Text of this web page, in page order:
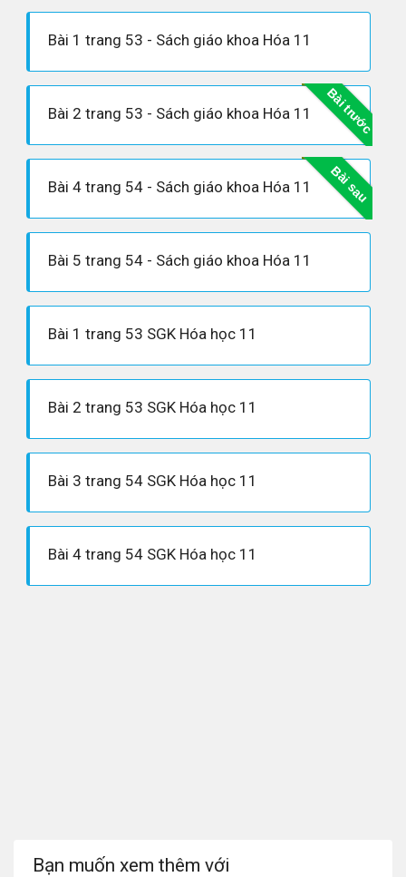
Bài 1 trang 53 - Sách giáo khoa Hóa 11
Bài trước
Bài 2 trang 53 - Sách giáo khoa Hóa 11
Bài sau
Bài 4 trang 54 - Sách giáo khoa Hóa 11
Bài 5 trang 54 - Sách giáo khoa Hóa 11
Bài 1 trang 53 SGK Hóa học 11
Bài 2 trang 53 SGK Hóa học 11
Bài 3 trang 54 SGK Hóa học 11
Bài 4 trang 54 SGK Hóa học 11
Bạn muốn xem thêm với